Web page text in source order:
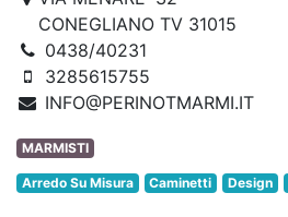
CONEGLIANO TV 31015
0438/40231
3285615755
INFO@PERINOTMARMI.IT
MARMISTI
Arredo Su Misura Caminetti Design